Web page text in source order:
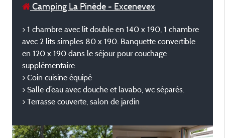
Camping La Pinède - Excenevex
> 1 chambre avec lit double en 140 x 190, 1 chambre
avec 2 lits simples 80 x 190. Banquette convertible
en 120 x 190 dans le séjour pour couchage
supplémentaire.
> Coin cuisine équipé
> Salle d’eau avec douche et lavabo, wc séparés.
> Terrasse couverte, salon de jardin